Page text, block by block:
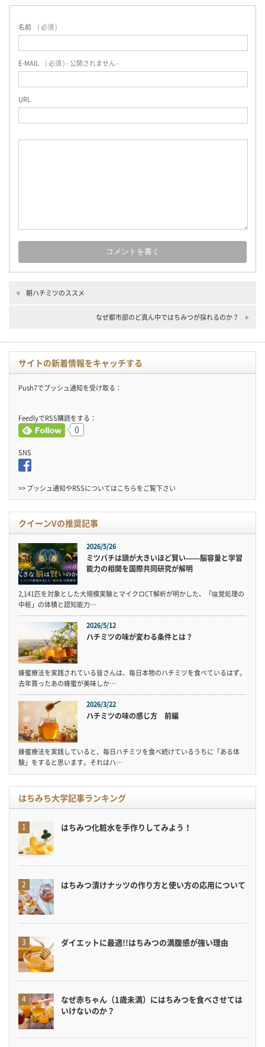
名前 ( 必須 )
E-MAIL ( 必須 ) - 公開されません -
URL
朝ハチミツのススメ
なぜ都市部のど真ん中ではちみつが採れるのか？
サイトの新着情報をキャッチする
Push7でプッシュ通知を受け取る：
FeedlyでRSS購読をする：
0
SNS
>> プッシュ通知やRSSについてはこちらをご覧下さい
クイーンVの推奨記事
2026/5/26
ミツバチは頭が大きいほど賢い——脳容量と学習
能力の相関を国際共同研究が解明
2,141匹を対象とした大規模実験とマイクロCT解析が明かした、「嗅覚処理の
中枢」の体積と認知能力…
2026/5/12
ハチミツの味が変わる条件とは？
蜂蜜療法を実践されている皆さんは、毎日本物のハチミツを食べているはず。
去年買ったあの蜂蜜が美味しか…
2026/3/22
ハチミツの味の感じ方 前編
蜂蜜療法を実践していると、毎日ハチミツを食べ続けているうちに「ある体
験」をすると思います。それはハ…
はちみち大学記事ランキング
はちみつ化粧水を手作りしてみよう！
はちみつ漬けナッツの作り方と使い方の応用について
ダイエットに最適!!はちみつの満腹感が強い理由
なぜ赤ちゃん（1歳未満）にはちみつを食べさせては
いけないのか？